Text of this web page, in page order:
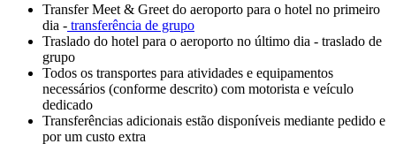
Transfer Meet & Greet do aeroporto para o hotel no primeiro
dia - transferência de grupo
Traslado do hotel para o aeroporto no último dia - traslado de
grupo
Todos os transportes para atividades e equipamentos
necessários (conforme descrito) com motorista e veículo
dedicado
Transferências adicionais estão disponíveis mediante pedido e
por um custo extra